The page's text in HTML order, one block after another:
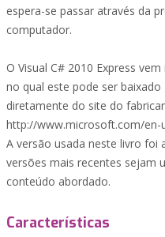
espera-se passar através da
computador.
O Visual C# 2010 Express
no qual este pode ser
diretamente do site do
http://www.microsoft.com/en-
A versão usada neste livro foi
versões mais recentes sejam
conteúdo abordado.
Características